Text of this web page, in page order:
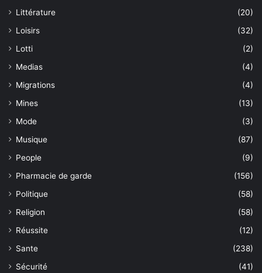
Littérature
(20)
Loisirs
(32)
Lotti
(2)
Medias
(4)
Migrations
(4)
Mines
(13)
Mode
(3)
Musique
(87)
People
(9)
Pharmacie de garde
(156)
Politique
(58)
Religion
(58)
Réussite
(12)
Sante
(238)
Sécurité
(41)